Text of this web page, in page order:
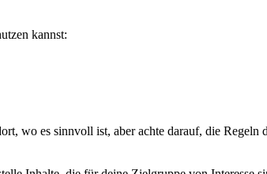
kannst:
wo es sinnvoll ist, aber achte darauf, die